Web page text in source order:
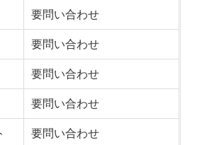
要問い合わせ
要問い合わせ
要問い合わせ
要問い合わせ
要問い合わせ